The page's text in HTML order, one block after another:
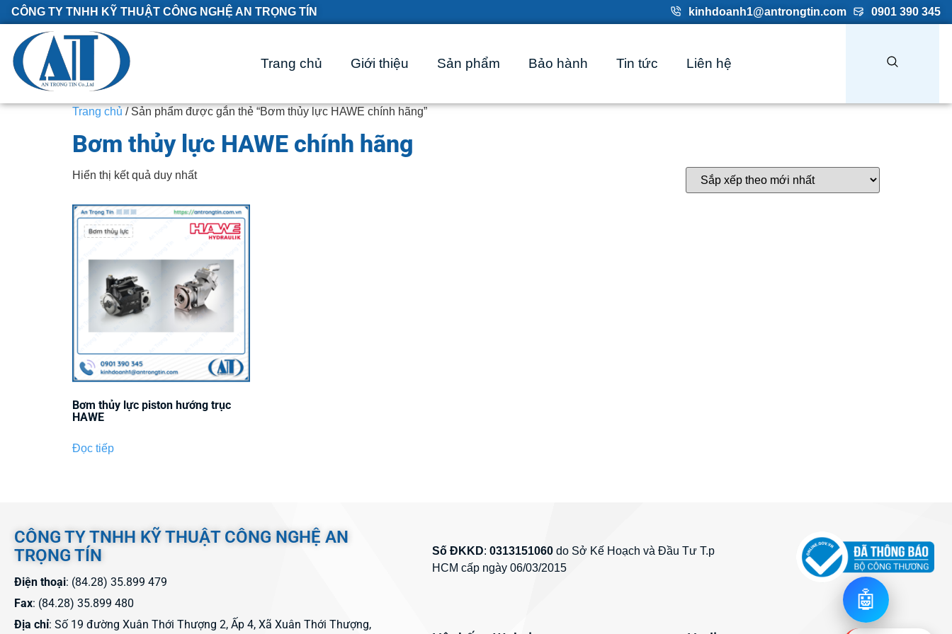
CÔNG TY TNHH KỸ THUẬT CÔNG NGHỆ AN TRỌNG TÍN kinhdoanh1@antrongtin.com 0901 390 345
Trang chủ Giới thiệu Sản phẩm Bảo hành Tin tức Liên hệ
Trang chủ / Sản phẩm được gắn thẻ “Bơm thủy lực HAWE chính hãng”
Bơm thủy lực HAWE chính hãng
Hiển thị kết quả duy nhất
Bơm thủy lực piston hướng trục
HAWE
Đọc tiếp
CÔNG TY TNHH KỸ THUẬT CÔNG NGHỆ AN
TRỌNG TÍN
Điện thoại: (84.28) 35.899 479
Fax: (84.28) 35.899 480
Địa chỉ: Số 19 đường Xuân Thới Thượng 2, Ấp 4, Xã Xuân Thới Thượng,
Số ĐKKD:0313151060 do Sở Kế Hoạch và Đầu Tư T.p
HCM cấp ngày 06/03/2015
🤖